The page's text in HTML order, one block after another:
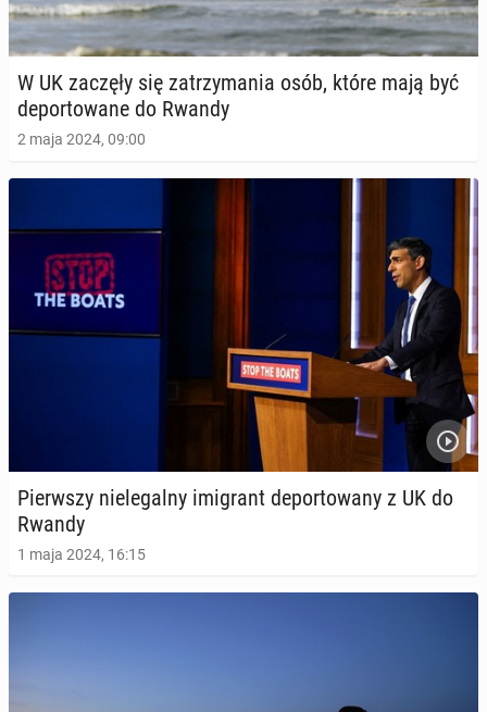
W UK zaczęły się za­trzy­ma­nia osób, które mają być
de­por­to­wa­ne do Rwandy
2 maja 2024, 09:00
Pierw­szy nie­le­gal­ny imi­grant de­por­to­wa­ny z UK do
Rwandy
1 maja 2024, 16:15